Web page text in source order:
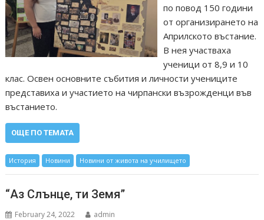
по повод 150 години
от организирането на
Априлското въстание.
В нея участваха
ученици от 8,9 и 10
клас. Освен основните събития и личности учениците
представиха и участието на чирпански възрожденци във
въстанието.
ОЩЕ ПО ТЕМАТА
История Новини Новини от живота на училището
“Аз Слънце, ти Земя”
February 24, 2022 admin